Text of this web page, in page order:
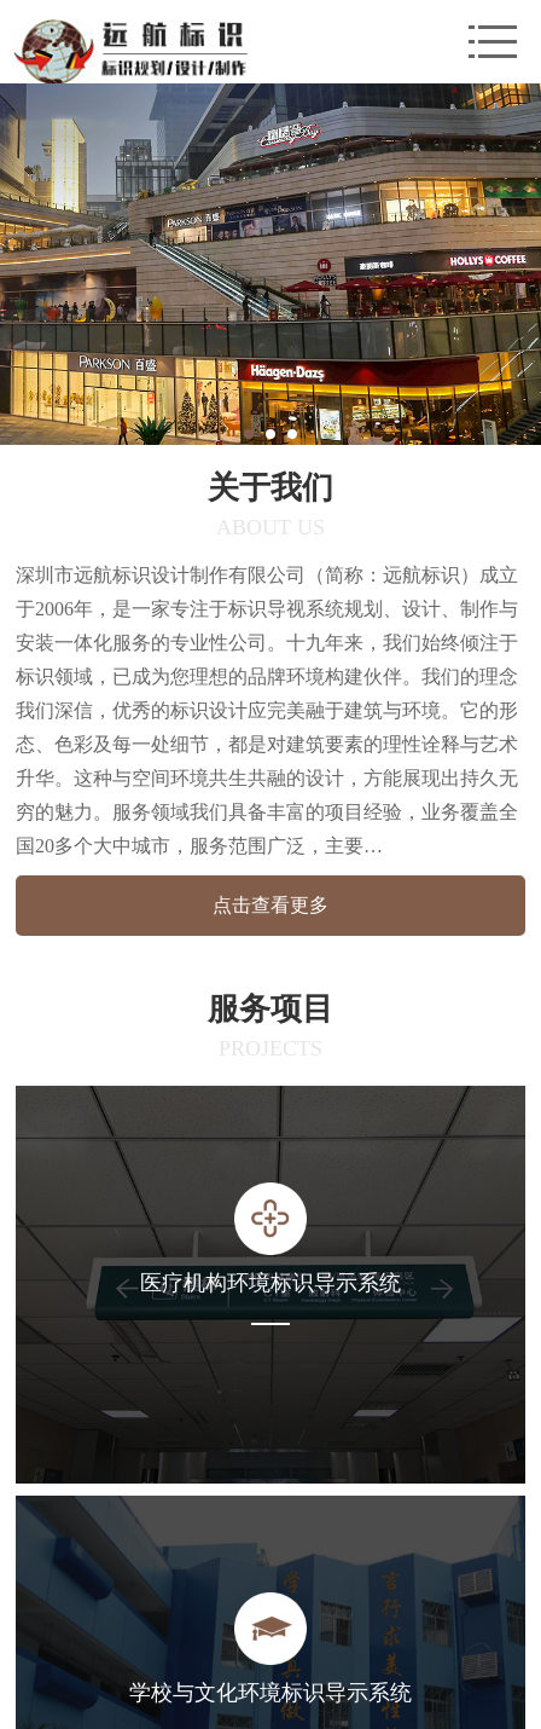
关于我们
ABOUT US
深圳市远航标识设计制作有限公司（简称：远航标识）成立
于2006年，是一家专注于标识导视系统规划、设计、制作与
安装一体化服务的专业性公司。十九年来，我们始终倾注于
标识领域，已成为您理想的品牌环境构建伙伴。我们的理念
我们深信，优秀的标识设计应完美融于建筑与环境。它的形
态、色彩及每一处细节，都是对建筑要素的理性诠释与艺术
升华。这种与空间环境共生共融的设计，方能展现出持久无
穷的魅力。服务领域我们具备丰富的项目经验，业务覆盖全
国20多个大中城市，服务范围广泛，主要…
点击查看更多
服务项目
PROJECTS
医疗机构环境标识导示系统
学校与文化环境标识导示系统